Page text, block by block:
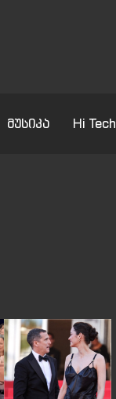
მუსიკა Hi Tech